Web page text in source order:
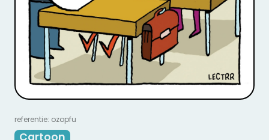
referentie: ozopfu
Cartoon